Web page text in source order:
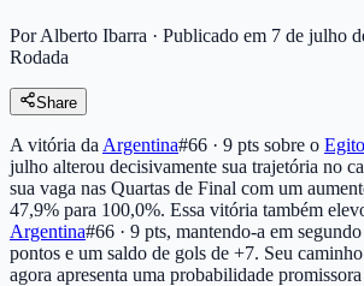
Por Alberto Ibarra · Publicado em 7 de julho
Rodada
Share
A vitória da Argentina#66 · 9 pts sobre o Egito
julho alterou decisivamente sua trajetória no
sua vaga nas Quartas de Final com um
47,9% para 100,0%. Essa vitória também
Argentina#66 · 9 pts, mantendo-a em
pontos e um saldo de gols de +7. Seu
agora apresenta uma probabilidade